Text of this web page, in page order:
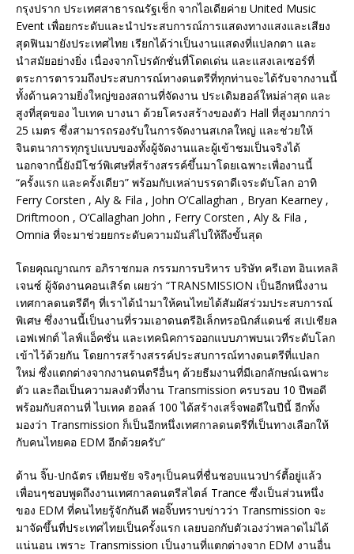
กรุงปราก ประเทศสาธารณรัฐเช็ก จากไอเดียค่าย United Music
Event เพื่อยกระดับและนำประสบการณ์การแสดงทางแสงและเสียง
สุดฟินมายังประเทศไทย เรียกได้ว่าเป็นงานแสดงที่แปลกตา และ
นำสมัยอย่างยิ่ง เนื่องจากโปรดักชั่นที่โดดเด่น และแสงเลเซอร์ที่
ตระการตารวมถึงประสบการณ์ทางดนตรีที่ทุกท่านจะได้รับจากงานนี้
ทั้งด้านความยิ่งใหญ่ของสถานที่จัดงาน ประเดิมฮอล์ใหม่ล่าสุด และ
สูงที่สุดของ ไบเทค บางนา ด้วยโครงสร้างของตัว Hall ที่สูงมากกว่า
25 เมตร ซึ่งสามารถรองรับในการจัดงานสเกลใหญ่ และช่วยให้
จินตนาการทุกรูปแบบของทั้งผู้จัดงานและผู้เข้าชมเป็นจริงได้
นอกจากนี้ยังมีโชว์พิเศษที่สร้างสรรค์ขึ้นมาโดยเฉพาะเพื่องานนี้
“ครั้งแรก และครั้งเดียว” พร้อมกับเหล่าบรรดาดีเจระดับโลก อาทิ
Ferry Corsten , Aly & Fila , John O’Callaghan , Bryan Kearney ,
Driftmoon , O’Callaghan John , Ferry Corsten , Aly & Fila ,
Omnia ที่จะมาช่วยยกระดับความมันส์ไปให้ถึงขั้นสุด
โดยคุณญาณกร อภิราชกมล กรรมการบริหาร บริษัท ครีเอท อินเทลลิ
เจนซ์ ผู้จัดงานคอนเสิร์ต เผยว่า “TRANSMISSION เป็นอีกหนึ่งงาน
เทศกาลดนตรีดีๆ ที่เราได้นำมาให้คนไทยได้สัมผัสร่วมประสบการณ์
พิเศษ ซึ่งงานนี้เป็นงานที่รวมเอาดนตรีอิเล็กทรอนิกส์แดนซ์ สเปเชียล
เอฟเฟกต์ ไลฟ์แอ็คชั่น และเทคนิคการออกแบบภาพบนเวทีระดับโลก
เข้าไว้ด้วยกัน โดยการสร้างสรรค์ประสบการณ์ทางดนตรีที่แปลก
ใหม่ ซึ่งแตกต่างจากงานดนตรีอื่นๆ ด้วยธีมงานที่มีเอกลักษณ์เฉพาะ
ตัว และถือเป็นความลงตัวที่งาน Transmission ครบรอบ 10 ปีพอดี
พร้อมกับสถานที่ ไบเทค ฮอลล์ 100 ได้สร้างเสร็จพอดีในปีนี้ อีกทั้ง
มองว่า Transmission ก็เป็นอีกหนึ่งเทศกาลดนตรีที่เป็นทางเลือกให้
กับคนไทยคอ EDM อีกด้วยครับ”
ด้าน จิ๊บ-ปกฉัตร เทียมชัย จริงๆเป็นคนที่ชื่นชอบแนวปาร์ตี้อยู่แล้ว
เพื่อนๆชอบพูดถึงงานเทศกาลดนตรีสไตล์ Trance ซึ่งเป็นส่วนหนึ่ง
ของ EDM ที่คนไทยรู้จักกันดี พอจิ๊บทราบข่าวว่า Transmission จะ
มาจัดขึ้นที่ประเทศไทยเป็นครั้งแรก เลยบอกกับตัวเองว่าพลาดไม่ได้
แน่นอน เพราะ Transmission เป็นงานที่แตกต่างจาก EDM งานอื่น